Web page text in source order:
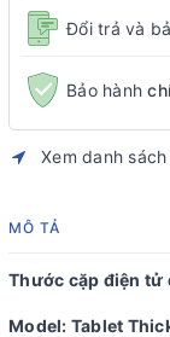
Đổi trả và
Bảo hành
Xem danh
MÔ TẢ
Thước cặp điện tử
Model: Tablet